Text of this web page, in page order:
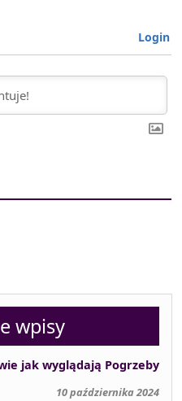
Login
wpisy
jak wyglądają Pogrzeby
10 października 2024